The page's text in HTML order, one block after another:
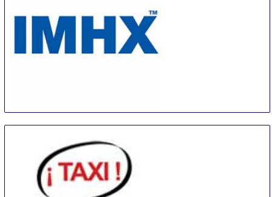
United Kingdom